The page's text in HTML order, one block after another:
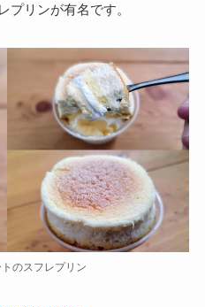
プリンが有名です。
のスフレプリン